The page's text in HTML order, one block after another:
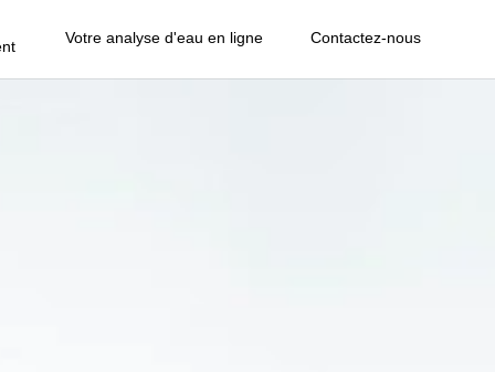
Votre analyse d'eau en ligne Contactez-nous